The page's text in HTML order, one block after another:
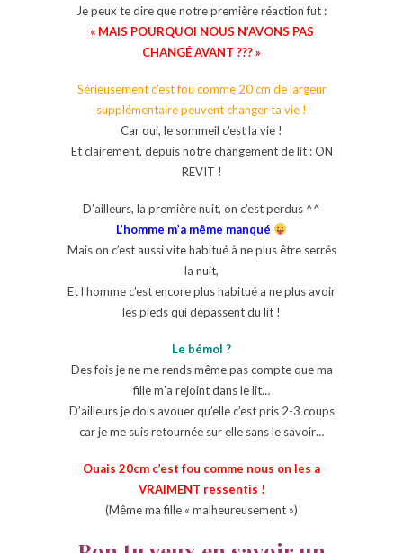
Je peux te dire que notre première réaction fut :
« MAIS POURQUOI NOUS N’AVONS PAS
CHANGÉ AVANT ??? »
Sérieusement c’est fou comme 20 cm de largeur
supplémentaire peuvent changer ta vie !
Car oui, le sommeil c’est la vie !
Et clairement, depuis notre changement de lit : ON
REVIT !
D’ailleurs, la première nuit, on c’est perdus ^^
L’homme m’a même manqué
Mais on c’est aussi vite habitué à ne plus être serrés
la nuit,
Et l’homme c’est encore plus habitué a ne plus avoir
les pieds qui dépassent du lit !
Le bémol ?
Des fois je ne me rends même pas compte que ma
fille m’a rejoint dans le lit…
D’ailleurs je dois avouer qu’elle c’est pris 2-3 coups
car je me suis retournée sur elle sans le savoir…
Ouais 20cm c’est fou comme nous on les a
VRAIMENT ressentis !
(Même ma fille « malheureusement »)